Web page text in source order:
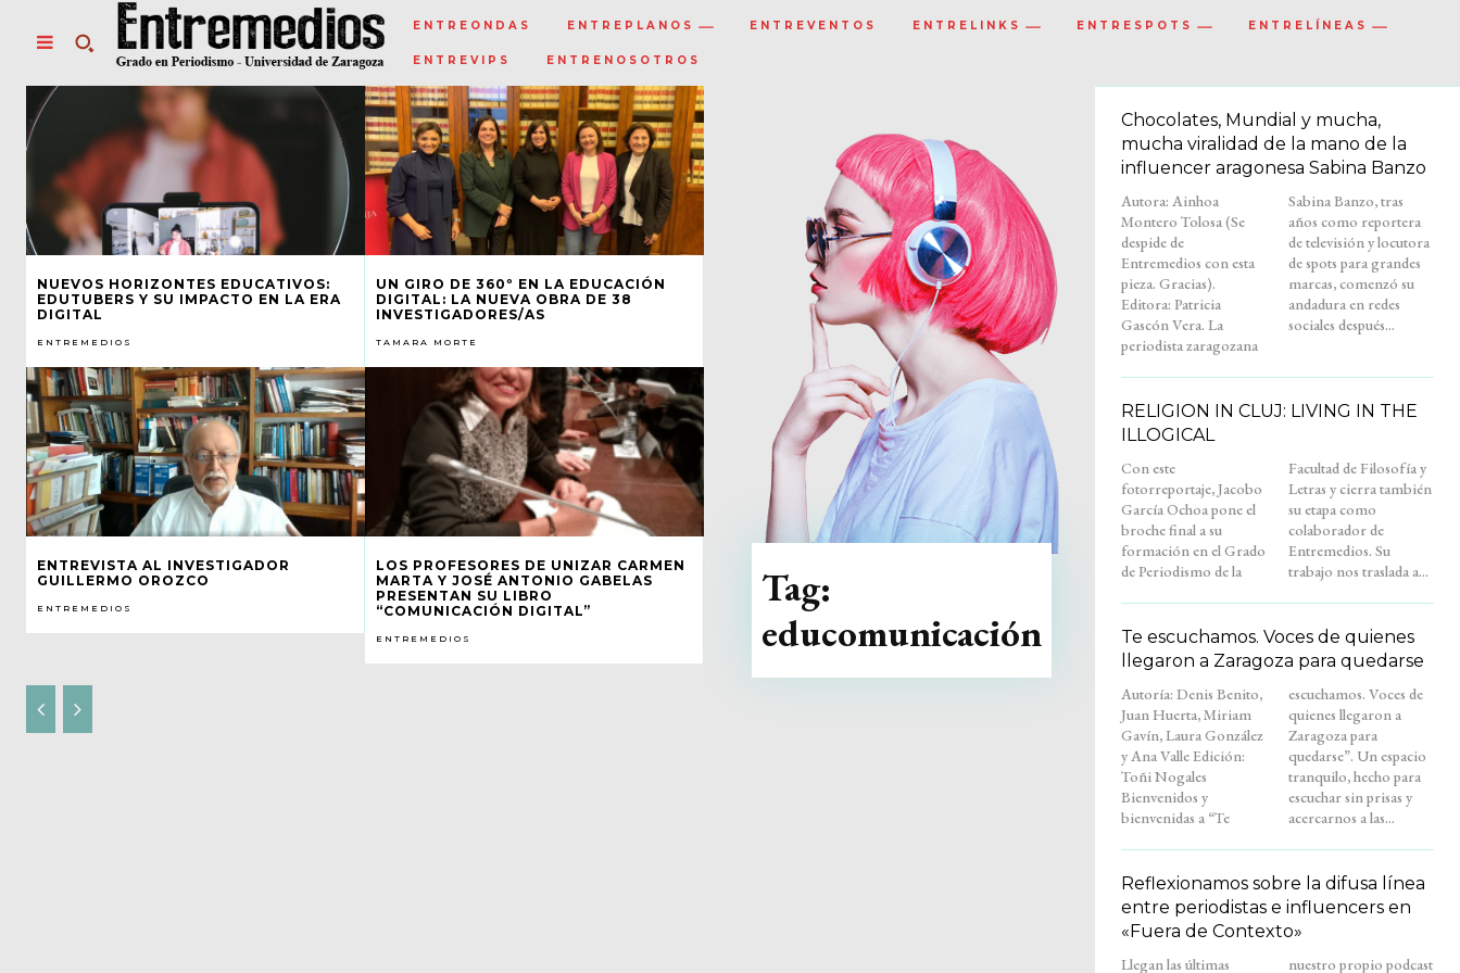
ENTREONDAS ENTREPLANOS ENTREVENTOS ENTRELINKS ENTRESPOTS ENTRELÍNEAS
ENTREVIPS ENTRENOSOTROS
NUEVOS HORIZONTES EDUCATIVOS:
EDUTUBERS Y SU IMPACTO EN LA ERA
DIGITAL
ENTREMEDIOS
UN GIRO DE 360º EN LA EDUCACIÓN
DIGITAL: LA NUEVA OBRA DE 38
INVESTIGADORES/AS
TAMARA MORTE
ENTREVISTA AL INVESTIGADOR
GUILLERMO OROZCO
ENTREMEDIOS
LOS PROFESORES DE UNIZAR CARMEN
MARTA Y JOSÉ ANTONIO GABELAS
PRESENTAN SU LIBRO
“COMUNICACIÓN DIGITAL”
ENTREMEDIOS
Tag:
educomunicación
Chocolates, Mundial y mucha,
mucha viralidad de la mano de la
influencer aragonesa Sabina Banzo
Autora: Ainhoa
Montero Tolosa (Se
despide de
Entremedios con esta
pieza. Gracias).
Editora: Patricia
Gascón Vera. La
periodista zaragozana
Sabina Banzo, tras
años como reportera
de televisión y locutora
de spots para grandes
marcas, comenzó su
andadura en redes
sociales después...
RELIGION IN CLUJ: LIVING IN THE
ILLOGICAL
Con este
fotorreportaje, Jacobo
García Ochoa pone el
broche final a su
formación en el Grado
de Periodismo de la
Facultad de Filosofía y
Letras y cierra también
su etapa como
colaborador de
Entremedios. Su
trabajo nos traslada a...
Te escuchamos. Voces de quienes
llegaron a Zaragoza para quedarse
Autoría: Denis Benito,
Juan Huerta, Miriam
Gavín, Laura González
y Ana Valle Edición:
Toñi Nogales
Bienvenidos y
bienvenidas a “Te
escuchamos. Voces de
quienes llegaron a
Zaragoza para
quedarse”. Un espacio
tranquilo, hecho para
escuchar sin prisas y
acercarnos a las...
Reflexionamos sobre la difusa línea
entre periodistas e influencers en
«Fuera de Contexto»
Llegan las últimas
nuestro propio podcast